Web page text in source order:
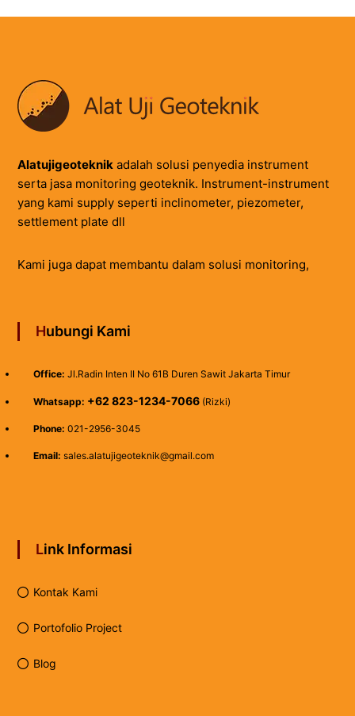
Alatujigeoteknikadalah solusi penyedia instrument
serta jasa monitoring geoteknik. Instrument-instrument
yang kami supply seperti inclinometer, piezometer,
settlement plate dll
Kami juga dapat membantu dalam solusi monitoring,
Hubungi Kami
Office: Jl.Radin Inten II No 61B Duren Sawit Jakarta Timur
Whatsapp: +62 823-1234-7066(Rizki)
Phone: 021-2956-3045
Email: sales.alatujigeoteknik@gmail.com
Link Informasi
Kontak Kami
Portofolio Project
Blog